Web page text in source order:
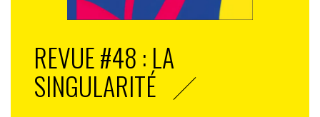
REVUE #48 : LA
SINGULARITÉ